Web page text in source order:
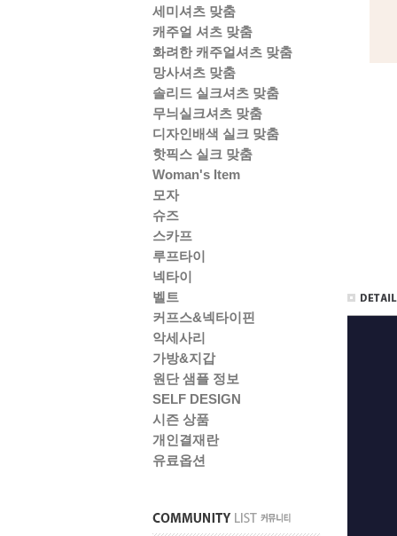
세미셔츠 맞춤
캐주얼 셔츠 맞춤
화려한 캐주얼셔츠 맞춤
망사셔츠 맞춤
솔리드 실크셔츠 맞춤
무늬실크셔츠 맞춤
디자인배색 실크 맞춤
핫픽스 실크 맞춤
Woman's Item
모자
슈즈
스카프
루프타이
넥타이
벨트
커프스&넥타이핀
악세사리
가방&지갑
원단 샘플 정보
SELF DESIGN
시즌 상품
개인결재란
유료옵션